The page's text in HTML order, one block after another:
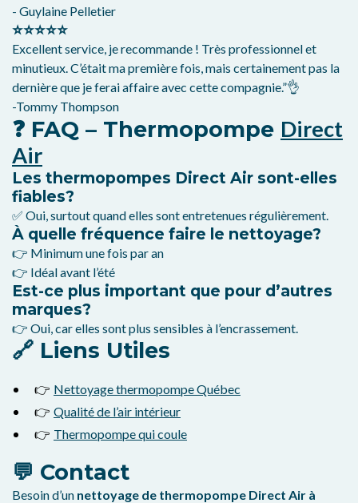
- Guylaine Pelletier
⭐⭐⭐⭐⭐
Excellent service, je recommande ! Très professionnel et
minutieux. C’était ma première fois, mais certainement pas la
dernière que je ferai affaire avec cette compagnie.”👌
-Tommy Thompson
❓ FAQ – Thermopompe Direct
Air
Les thermopompes Direct Air sont-elles
fiables?
✅ Oui, surtout quand elles sont entretenues régulièrement.
À quelle fréquence faire le nettoyage?
👉 Minimum une fois par an
👉 Idéal avant l’été
Est-ce plus important que pour d’autres
marques?
👉 Oui, car elles sont plus sensibles à l’encrassement.
🔗 Liens Utiles
👉 Nettoyage thermopompe Québec
👉 Qualité de l’air intérieur
👉 Thermopompe qui coule
💬 Contact
Besoin d’un nettoyage de thermopompe Direct Air à